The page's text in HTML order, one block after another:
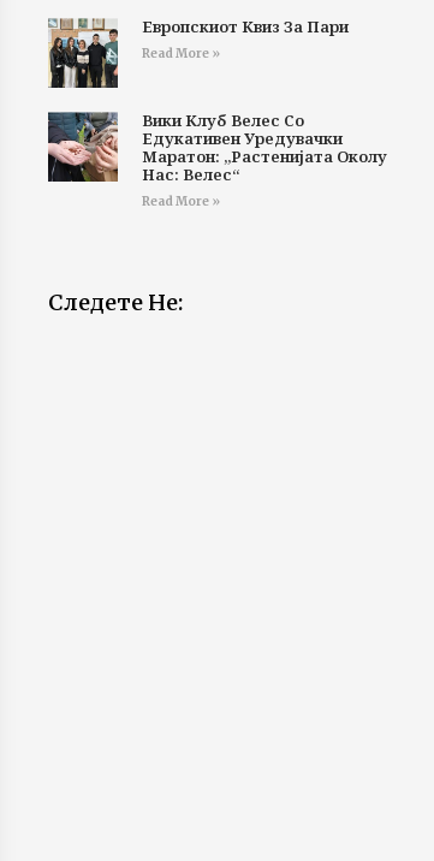
Европскиот Квиз За Пари
Read More »
Вики Клуб Велес Со
Едукативен Уредувачки
Маратон: „Растенијата Околу
Нас: Велес“
Read More »
Следете Не: